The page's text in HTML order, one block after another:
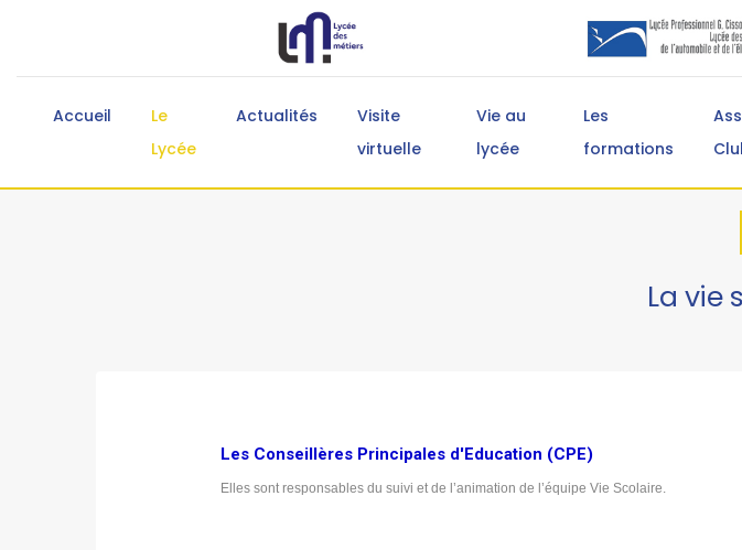
Accueil
Le
Lycée
Actualités
Visite
virtuelle
Vie au
lycée
Les
formations
La vie
Les Conseillères Principales d'Education (CPE)
Elles sont responsables du suivi et de l’animation de l’équipe Vie Scolaire.